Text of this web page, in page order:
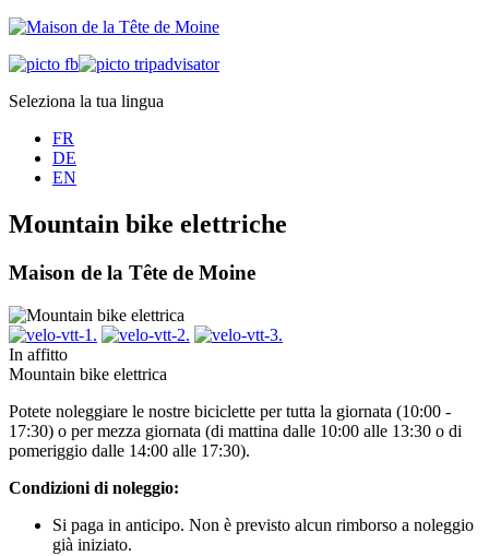
Seleziona la tua lingua
FR
DE
EN
Mountain bike elettriche
Maison de la Tête de Moine
In affitto
Mountain bike elettrica
Potete noleggiare le nostre biciclette per tutta la giornata (10:00 -
17:30) o per mezza giornata (di mattina dalle 10:00 alle 13:30 o di
pomeriggio dalle 14:00 alle 17:30).
Condizioni di noleggio:
Si paga in anticipo. Non è previsto alcun rimborso a noleggio
già iniziato.